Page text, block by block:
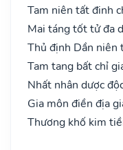
Tam niên tất đinh
Mai táng tốt tử đa
Thủ định Dần niên
Tam tang bất chỉ
Nhất nhân dược
Gia môn điền địa
Thương khố kim